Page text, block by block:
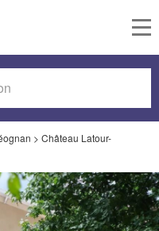
> Château Latour-